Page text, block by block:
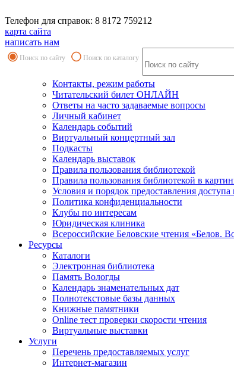
Телефон для справок: 8 8172 759212
карта сайта
написать нам
Поиск по сайту Поиск по каталогу
Контакты, режим работы
Читательский билет ОНЛАЙН
Ответы на часто задаваемые вопросы
Личный кабинет
Календарь событий
Виртуальный концертный зал
Подкасты
Календарь выставок
Правила пользования библиотекой
Правила пользования библиотекой в
Условия и порядок предоставления
Политика конфиденциальности
Клубы по интересам
Юридическая клиника
Всероссийские Беловские чтения «Белов.
Ресурсы
Каталоги
Электронная библиотека
Память Вологды
Календарь знаменательных дат
Полнотекстовые базы данных
Книжные памятники
Online тест проверки скорости чтения
Виртуальные выставки
Услуги
Перечень предоставляемых услуг
Интернет-магазин